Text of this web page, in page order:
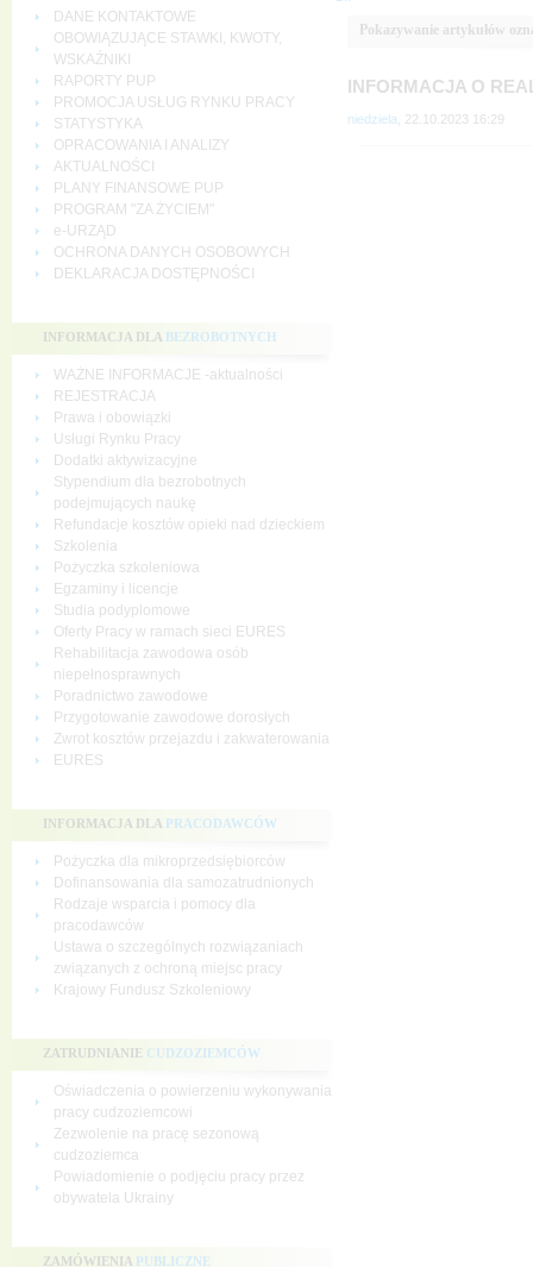
DANE KONTAKTOWE
OBOWIĄZUJĄCE STAWKI, KWOTY,
WSKAŹNIKI
RAPORTY PUP
PROMOCJA USŁUG RYNKU PRACY
STATYSTYKA
OPRACOWANIA I ANALIZY
AKTUALNOŚCI
PLANY FINANSOWE PUP
PROGRAM "ZA ŻYCIEM"
e-URZĄD
OCHRONA DANYCH OSOBOWYCH
DEKLARACJA DOSTĘPNOŚCI
INFORMACJA DLA BEZROBOTNYCH
WAŻNE INFORMACJE -aktualności
REJESTRACJA
Prawa i obowiązki
Usługi Rynku Pracy
Dodatki aktywizacyjne
Stypendium dla bezrobotnych
podejmujących naukę
Refundacje kosztów opieki nad dzieckiem
Szkolenia
Pożyczka szkoleniowa
Egzaminy i licencje
Studia podyplomowe
Oferty Pracy w ramach sieci EURES
Rehabilitacja zawodowa osób
niepełnosprawnych
Poradnictwo zawodowe
Przygotowanie zawodowe dorosłych
Zwrot kosztów przejazdu i zakwaterowania
EURES
INFORMACJA DLA PRACODAWCÓW
Pożyczka dla mikroprzedsiębiorców
Dofinansowania dla samozatrudnionych
Rodzaje wsparcia i pomocy dla
pracodawców
Ustawa o szczególnych rozwiązaniach
związanych z ochroną miejsc pracy
Krajowy Fundusz Szkoleniowy
ZATRUDNIANIE CUDZOZIEMCÓW
Oświadczenia o powierzeniu wykonywania
pracy cudzoziemcowi
Zezwolenie na pracę sezonową
cudzoziemca
Powiadomienie o podjęciu pracy przez
obywatela Ukrainy
ZAMÓWIENIA PUBLICZNE
Pokazywanie artykułów
INFORMACJA O
niedziela, 22.10.2023 16:29